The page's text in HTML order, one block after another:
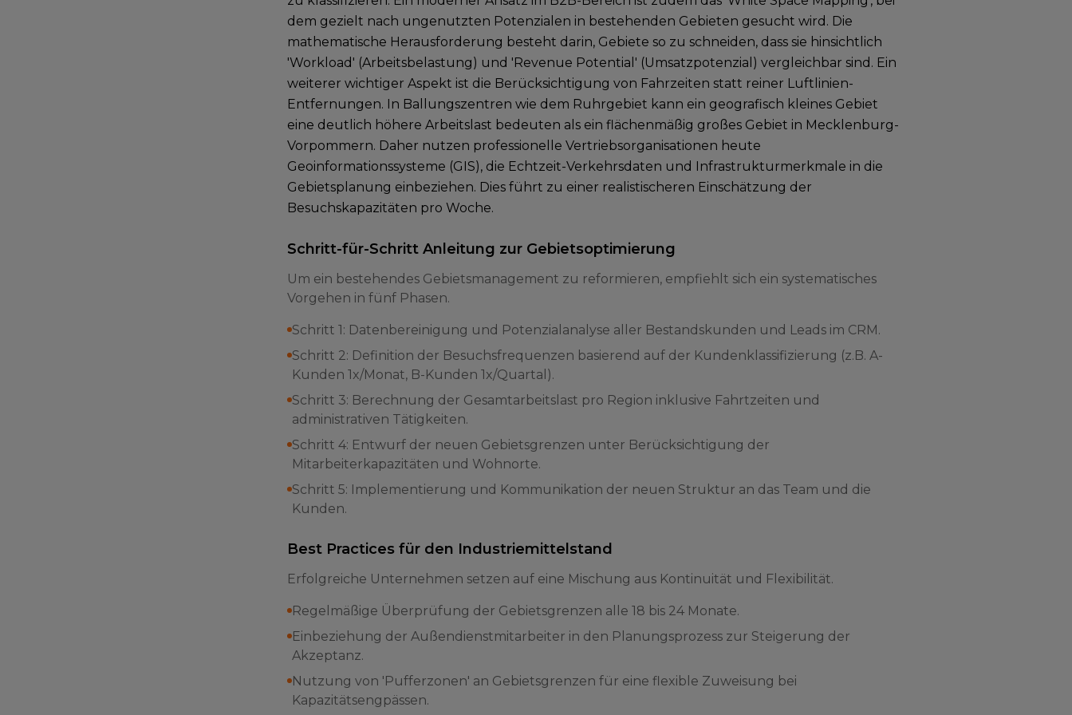
dem gezielt nach ungenutzten Potenzialen in bestehenden Gebieten gesucht wird. Die
mathematische Herausforderung besteht darin, Gebiete so zu schneiden, dass sie hinsichtlich
'Workload' (Arbeitsbelastung) und 'Revenue Potential' (Umsatzpotenzial) vergleichbar sind. Ein
weiterer wichtiger Aspekt ist die Berücksichtigung von Fahrzeiten statt reiner Luftlinien-
Entfernungen. In Ballungszentren wie dem Ruhrgebiet kann ein geografisch kleines Gebiet
eine deutlich höhere Arbeitslast bedeuten als ein flächenmäßig großes Gebiet in Mecklenburg-
Vorpommern. Daher nutzen professionelle Vertriebsorganisationen heute
Geoinformationssysteme (GIS), die Echtzeit-Verkehrsdaten und Infrastrukturmerkmale in die
Gebietsplanung einbeziehen. Dies führt zu einer realistischeren Einschätzung der
Besuchskapazitäten pro Woche.
Schritt-für-Schritt Anleitung zur Gebietsoptimierung
Um ein bestehendes Gebietsmanagement zu reformieren, empfiehlt sich ein systematisches
Vorgehen in fünf Phasen.
Schritt 1: Datenbereinigung und Potenzialanalyse aller Bestandskunden und Leads im CRM.
Schritt 2: Definition der Besuchsfrequenzen basierend auf der Kundenklassifizierung (z.B. A-
Kunden 1x/Monat, B-Kunden 1x/Quartal).
Schritt 3: Berechnung der Gesamtarbeitslast pro Region inklusive Fahrtzeiten und
administrativen Tätigkeiten.
Schritt 4: Entwurf der neuen Gebietsgrenzen unter Berücksichtigung der
Mitarbeiterkapazitäten und Wohnorte.
Schritt 5: Implementierung und Kommunikation der neuen Struktur an das Team und die
Kunden.
Best Practices für den Industriemittelstand
Erfolgreiche Unternehmen setzen auf eine Mischung aus Kontinuität und Flexibilität.
Regelmäßige Überprüfung der Gebietsgrenzen alle 18 bis 24 Monate.
Einbeziehung der Außendienstmitarbeiter in den Planungsprozess zur Steigerung der
Akzeptanz.
Nutzung von 'Pufferzonen' an Gebietsgrenzen für eine flexible Zuweisung bei
Kapazitätsengpässen.